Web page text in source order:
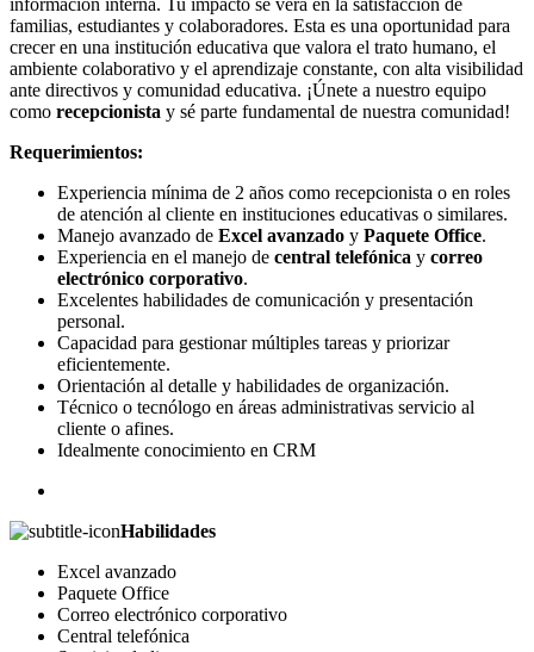
información interna. Tu impacto se verá en la satisfacción de
familias, estudiantes y colaboradores. Esta es una oportunidad para
crecer en una institución educativa que valora el trato humano, el
ambiente colaborativo y el aprendizaje constante, con alta visibilidad
ante directivos y comunidad educativa. ¡Únete a nuestro equipo
como recepcionista y sé parte fundamental de nuestra comunidad!
Requerimientos:
Experiencia mínima de 2 años como recepcionista o en roles
de atención al cliente en instituciones educativas o similares.
Manejo avanzado de Excel avanzado y Paquete Office.
Experiencia en el manejo de central telefónica y correo
electrónico corporativo.
Excelentes habilidades de comunicación y presentación
personal.
Capacidad para gestionar múltiples tareas y priorizar
eficientemente.
Orientación al detalle y habilidades de organización.
Técnico o tecnólogo en áreas administrativas servicio al
cliente o afines.
Idealmente conocimiento en CRM
Habilidades
Excel avanzado
Paquete Office
Correo electrónico corporativo
Central telefónica